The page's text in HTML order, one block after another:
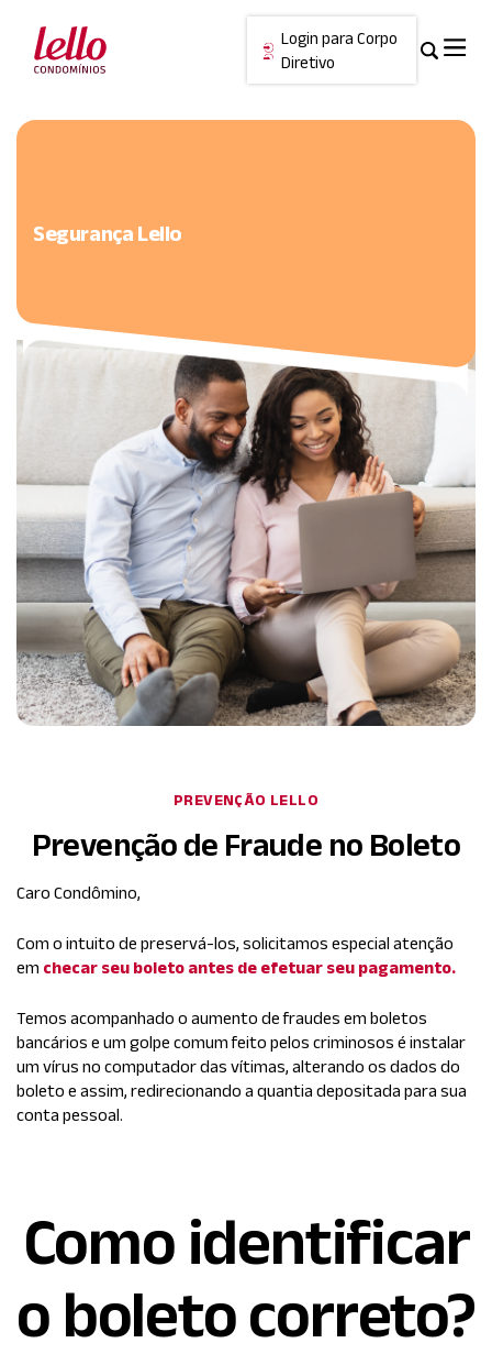
Login para Corpo
Diretivo
Cancelar
Segurança Lello
PREVENÇÃO LELLO
Prevenção de Fraude no Boleto
Caro Condômino,
Com o intuito de preservá-los, solicitamos especial atenção
em checar seu boleto antes de efetuar seu pagamento.
Temos acompanhado o aumento de fraudes em boletos
bancários e um golpe comum feito pelos criminosos é instalar
um vírus no computador das vítimas, alterando os dados do
boleto e assim, redirecionando a quantia depositada para sua
conta pessoal.
Como identificar
o boleto correto?